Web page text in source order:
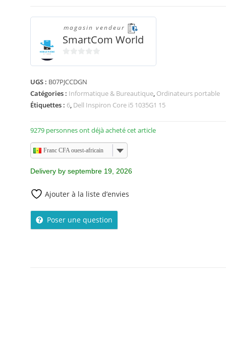
magasin vendeur
SmartCom World
u
r
5
UGS : B07PJCCDGN
Catégories : Informatique & Bureautique, Ordinateurs portable
Étiquettes : 6, Dell Inspiron Core i5 1035G1 15
9279 personnes ont déjà acheté cet article
Franc CFA ouest-africain
Delivery by septembre 19, 2026
Ajouter à la liste d’envies
Poser une question